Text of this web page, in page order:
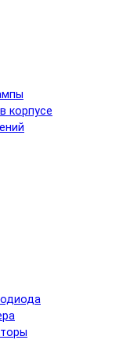
корпусе